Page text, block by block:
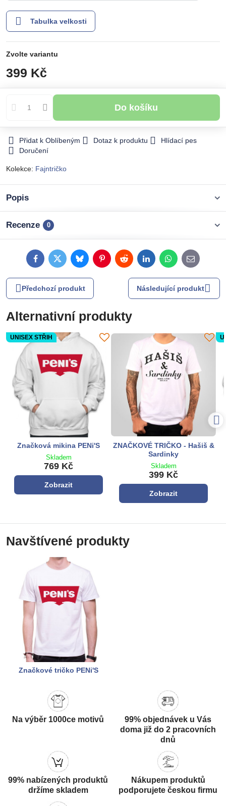
Tabulka velkosti
Zvolte variantu
399 Kč
Do košíku
Přidat k Oblíbeným Dotaz k produktu
Hlídací pes
Doručení
Kolekce: Fajntričko
Popis
Recenze 0
FacebookTwitterBlueskyPinterestRedditLinkedInWhatsApp
E-
mail
Předchozí produkt Následující produkt
Alternativní produkty
UNISEX STŘIH
Značková mikina PENi'S
Skladem
769 Kč
Zobrazit
ZNAČKOVÉ TRIČKO - Hašiš &
Sardinky
Skladem
399 Kč
Zobrazit
Navštívené produkty
Značkové tričko PENi'S
Na výběr 1000ce motivů
99% objednávek u Vás
doma již do 2 pracovních
dnů
99% nabízených produktů
držíme skladem
Nákupem produktů
podporujete českou firmu